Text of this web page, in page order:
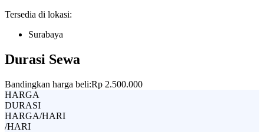
Tersedia di lokasi:
Surabaya
Durasi Sewa
Bandingkan harga beli:Rp 2.500.000
HARGA
DURASI
HARGA/HARI
/HARI